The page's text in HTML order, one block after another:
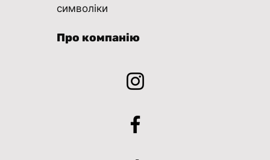
символіки
Про компанію